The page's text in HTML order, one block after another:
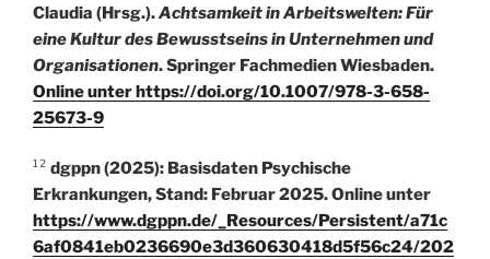
Claudia (Hrsg.).Achtsamkeit in Arbeitswelten: Für
eine Kultur des Bewusstseins in Unternehmen und
Organisationen. Springer Fachmedien Wiesbaden.
Online unterhttps://doi.org/10.1007/978-3-658-
25673-9
¹² dgppn (2025): Basisdaten Psychische
Erkrankungen, Stand: Februar 2025. Online unter
https://www.dgppn.de/_Resources/Persistent/a71c
6af0841eb0236690e3d360630418d5f56c24/202